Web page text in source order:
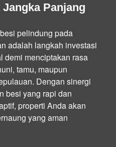
Panjang
pelindung pada
adalah langkah investasi
demi menciptakan rasa
tamu, maupun
Dengan sinergi
besi yang rapi dan
properti Anda akan
yang aman